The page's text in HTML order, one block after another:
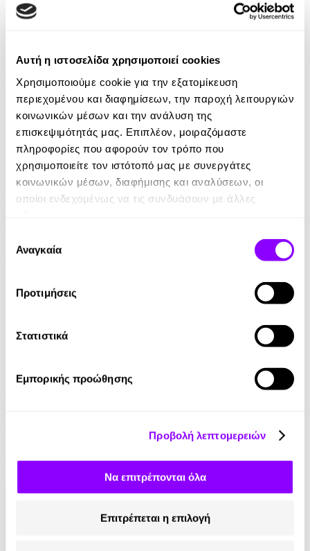
Αυτή η ιστοσελίδα χρησιμοποιεί cookies
Χρησιμοποιούμε cookie για την εξατομίκευση
περιεχομένου και διαφημίσεων, την παροχή λειτουργιών
κοινωνικών μέσων και την ανάλυση της
επισκεψιμότητάς μας. Επιπλέον, μοιραζόμαστε
πληροφορίες που αφορούν τον τρόπο που
χρησιμοποιείτε τον ιστότοπό μας με συνεργάτες
κοινωνικών μέσων, διαφήμισης και αναλύσεων, οι
οποίοι ενδεχομένως να τις συνδυάσουν με άλλες
των υπηρεσιών τους.
συγκατάθεσης
Αναγκαία
Προτιμήσεις
Στατιστικά
Εμπορικής προώθησης
Προβολή λεπτομερειών
Να επιτρέπονται όλα
Επιτρέπεται η επιλογή
Νικολίνα Δανιηλίδου
13.95€
Audiobook • 1 Credit
Δήμητρα Μπουσίου